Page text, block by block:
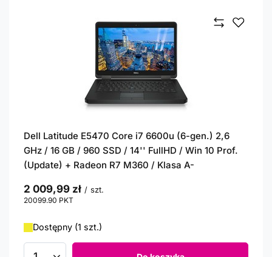
Dell Latitude E5470 Core i7 6600u (6-gen.) 2,6
GHz / 16 GB / 960 SSD / 14'' FullHD / Win 10 Prof.
(Update) + Radeon R7 M360 / Klasa A-
2 009,99 zł / szt.
20099.90 PKT
Dostępny (1 szt.)